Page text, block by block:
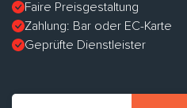
Faire Preisgestaltung
Zahlung: Bar oder EC-Karte
Geprüfte Dienstleister